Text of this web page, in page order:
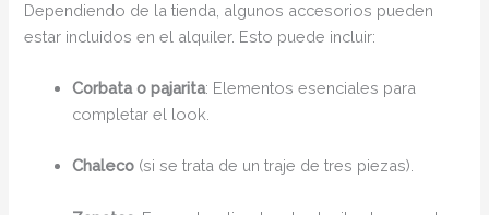
Dependiendo de la tienda, algunos accesorios pueden
estar incluidos en el alquiler. Esto puede incluir:
Corbata o pajarita: Elementos esenciales para
completar el look.
Chaleco (si se trata de un traje de tres piezas).